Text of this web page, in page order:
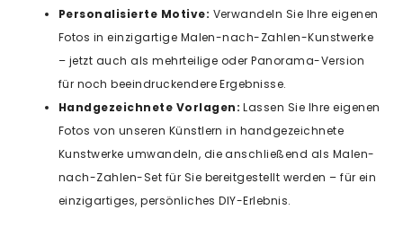
Personalisierte Motive: Verwandeln Sie Ihre eigenen
Fotos in einzigartige Malen-nach-Zahlen-Kunstwerke
– jetzt auch als mehrteilige oder Panorama-Version
für noch beeindruckendere Ergebnisse.
Handgezeichnete Vorlagen: Lassen Sie Ihre eigenen
Fotos von unseren Künstlern in handgezeichnete
Kunstwerke umwandeln, die anschließend als Malen-
nach-Zahlen-Set für Sie bereitgestellt werden – für ein
einzigartiges, persönliches DIY-Erlebnis.